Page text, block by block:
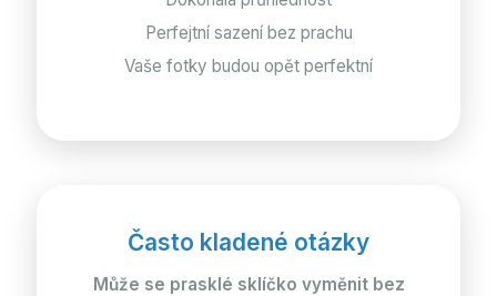
Perfejtní sazení bez prachu
Vaše fotky budou opět perfektní
Často kladené otázky
Může se prasklé sklíčko vyměnit bez